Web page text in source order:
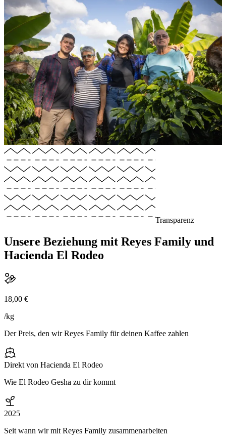
Transparenz
Unsere Beziehung mit Reyes Family und
Hacienda El Rodeo
18,00 €
/kg
Der Preis, den wir Reyes Family für deinen Kaffee zahlen
Direkt von Hacienda El Rodeo
Wie El Rodeo Gesha zu dir kommt
2025
Seit wann wir mit Reyes Family zusammenarbeiten